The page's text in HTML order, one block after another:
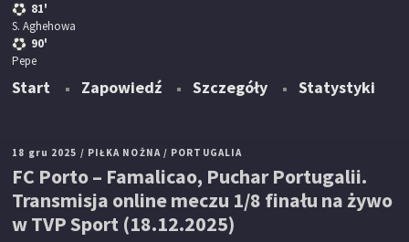
81'
S. Aghehowa
90'
Pepe
Start Zapowiedź Szczegóły Statystyki
18 gru 2025 / PIŁKA NOŻNA/ PORTUGALIA
FC Porto – Famalicao, Puchar Portugalii.
Transmisja online meczu 1/8 finału na żywo
w TVP Sport (18.12.2025)